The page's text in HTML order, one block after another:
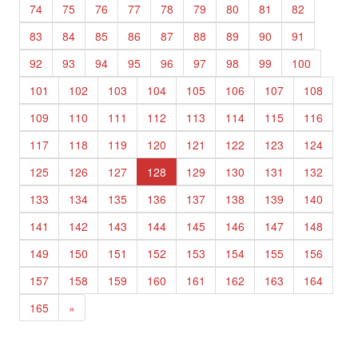
74
75 76 77 78 79 80 81
82
83
84 85 86 87 88 89 90
91
92
93 94 95 96 97 98 99
100
101
102 103 104 105 106 107
108
109
110 111 112 113 114 115
116
117
118 119 120 121 122 123
124
125
126 127 128 129 130 131
132
133
134 135 136 137 138 139
140
141
142 143 144 145 146 147
148
149
150 151 152 153 154 155
156
157
158 159 160 161 162 163
164
165
»